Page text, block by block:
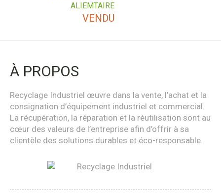
ALIEMTAIRE
VENDU
À PROPOS
Recyclage Industriel œuvre dans la vente, l’achat et la
consignation d’équipement industriel et commercial.
La récupération, la réparation et la réutilisation sont au
cœur des valeurs de l’entreprise afin d’offrir à sa
clientèle des solutions durables et éco-responsable.